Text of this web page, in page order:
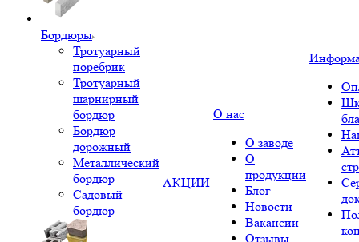
Бордюры
Тротуарный
поребрик
Тротуарный
шарнирный
бордюр
Бордюр
дорожный
Металлический
бордюр
Садовый
бордюр
АКЦИИ
О нас
О заводе
О
продукции
Блог
Новости
Вакансии
Отзывы